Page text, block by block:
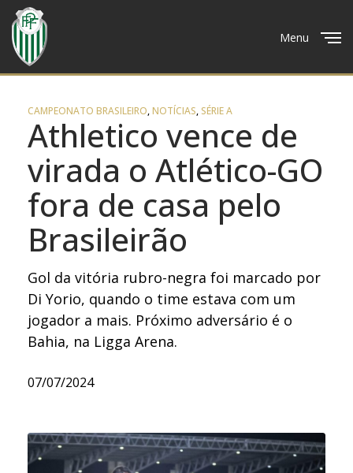
Menu
CAMPEONATO BRASILEIRO,NOTÍCIAS, SÉRIE A
Athletico vence de
virada o Atlético-GO
fora de casa pelo
Brasileirão
Gol da vitória rubro-negra foi marcado por
Di Yorio, quando o time estava com um
jogador a mais. Próximo adversário é o
Bahia, na Ligga Arena.
07/07/2024